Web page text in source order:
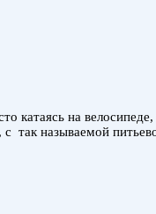
катаясь на
с так называемой